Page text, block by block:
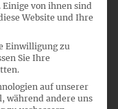
von ihnen sind
Website und Ihre
Einwilligung zu
Sie Ihre
auf unserer
während andere uns